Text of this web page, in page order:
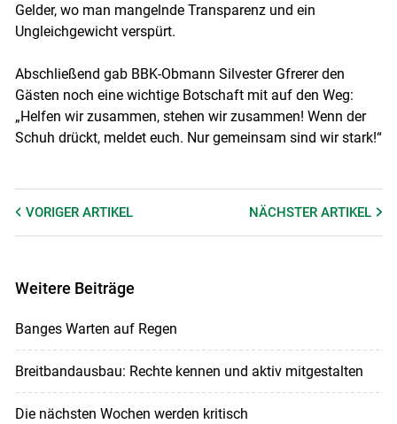
Gelder, wo man mangelnde Transparenz und ein
Ungleichgewicht verspürt.
Abschließend gab BBK-Obmann Silvester Gfrerer den
Gästen noch eine wichtige Botschaft mit auf den Weg:
„Helfen wir zusammen, stehen wir zusammen! Wenn der
Schuh drückt, meldet euch. Nur gemeinsam sind wir stark!“
VORIGER ARTIKEL NÄCHSTERARTIKEL
Weitere Beiträge
Banges Warten auf Regen
Breitbandausbau: Rechte kennen und aktiv mitgestalten
Die nächsten Wochen werden kritisch